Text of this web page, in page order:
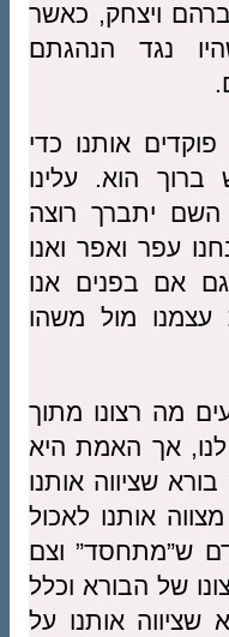
ויצחק, כאשר
נגד הנהגתם
פוקדים אותנו כדי
הוא. עלינו
השם יתברך רוצה
עפר ואפר ואנו
אם בפנים אנו
מול משהו
מה רצונו מתוך
אך האמת היא
שציווה אותנו
אותנו לאכול
ש”מתחסד” וצם
של הבורא וכלל
שציווה אותנו על